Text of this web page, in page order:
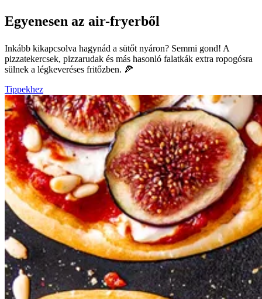
Egyenesen az air-fryerből
Inkább kikapcsolva hagynád a sütőt nyáron? Semmi gond! A
pizzatekercsek, pizzarudak és más hasonló falatkák extra ropogósra
sülnek a légkeveréses fritőzben. 🍕
Tippekhez